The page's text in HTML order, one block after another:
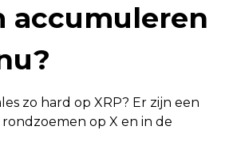
accumuleren
zo hard op XRP? Er zijn een
op X en in de